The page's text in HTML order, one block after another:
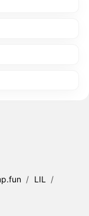
/ LIL /